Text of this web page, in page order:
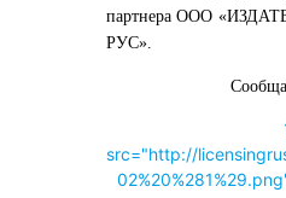
партнера OOO
РУС».
src="http://